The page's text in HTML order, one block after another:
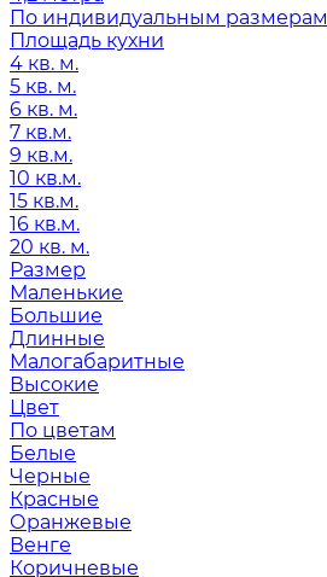
По индивидуальным размерам
Площадь кухни
4 кв. м.
5 кв. м.
6 кв. м.
7 кв.м.
9 кв.м.
10 кв.м.
15 кв.м.
16 кв.м.
20 кв. м.
Размер
Маленькие
Большие
Длинные
Малогабаритные
Высокие
Цвет
По цветам
Белые
Черные
Красные
Оранжевые
Венге
Коричневые